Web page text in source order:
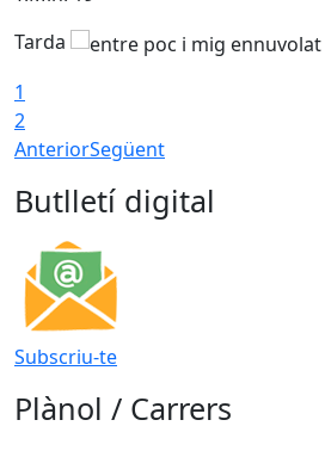
Tarda
1
2
AnteriorSegüent
Butlletí digital
Subscriu-te
Plànol / Carrers